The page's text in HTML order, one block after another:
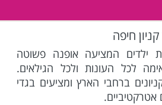
חיפה
ילדים המציעה אופנה פשוטה
לכל העונות ולכל הגילאים.
ברחבי הארץ ומציעים בגדי
אטרקטיביים.